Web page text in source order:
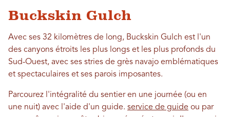
Buckskin Gulch
Avec ses 32 kilomètres de long, Buckskin Gulch est l'un
des canyons étroits les plus longs et les plus profonds du
Sud-Ouest, avec ses stries de grès navajo emblématiques
et spectaculaires et ses parois imposantes.
Parcourez l'intégralité du sentier en une journée (ou en
une nuit) avec l'aide d'un guide. service de guide ou par